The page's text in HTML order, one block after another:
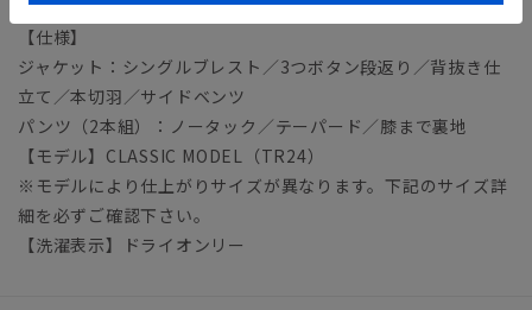
【仕様】
ジャケット：シングルブレスト／3つボタン段返り／背抜き仕
立て／本切羽／サイドベンツ
パンツ（2本組）：ノータック／テーパード／膝まで裏地
【モデル】CLASSIC MODEL（TR24）
※モデルにより仕上がりサイズが異なります。下記のサイズ詳
細を必ずご確認下さい。
【洗濯表示】ドライオンリー